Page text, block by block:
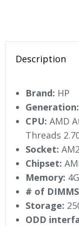
Description
Brand: HP
Generation:
CPU: AMD
Threads
Socket: AM2
Chipset:
Memory:
# of
Storage:
ODD